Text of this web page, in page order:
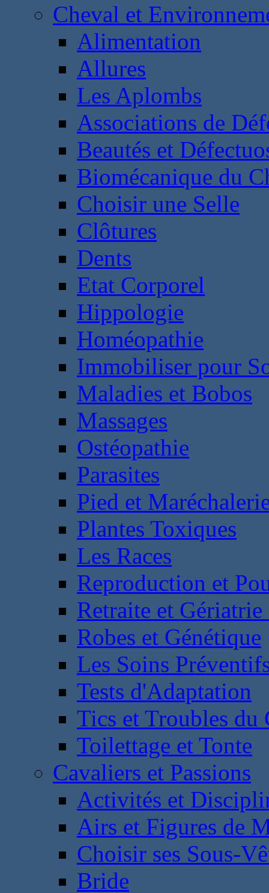
Cheval et
Alimentation
Allures
Les Aplombs
Associations de
Beautés et
Biomécanique du
Choisir une Selle
Clôtures
Dents
Etat Corporel
Hippologie
Homéopathie
Immobiliser pour
Maladies et Bobos
Massages
Ostéopathie
Parasites
Pied et
Plantes Toxiques
Les Races
Reproduction et
Retraite et
Robes et Génétique
Les Soins
Tests d'Adaptation
Tics et Troubles du
Toilettage et Tonte
Cavaliers et Passions
Activités et
Airs et Figures de
Choisir ses Sous-
Bride